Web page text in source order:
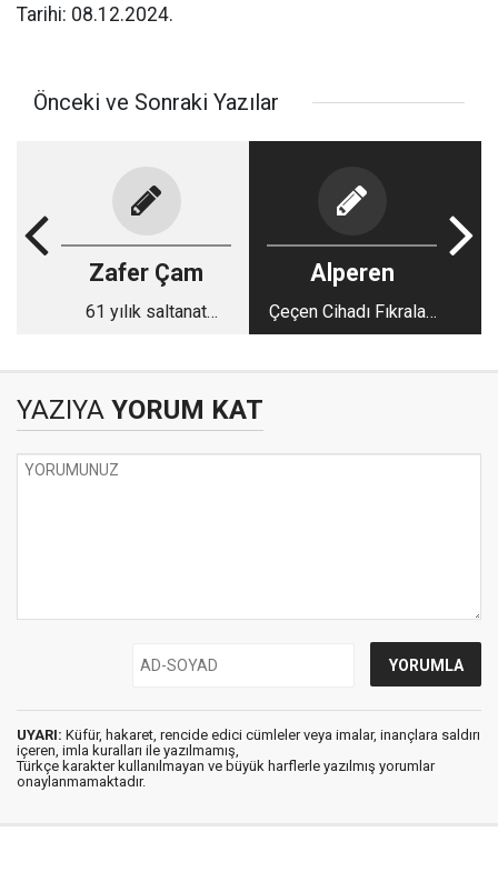
Tarihi: 08.12.2024.
Önceki ve Sonraki Yazılar
Zafer Çam
61 yılık saltanat
Alperen
Çeçen Cihadı Fıkraları
-1
YAZIYA YORUM KAT
UYARI: Küfür, hakaret, rencide edici cümleler veya imalar, inançlara saldırı
içeren, imla kuralları ile yazılmamış,
Türkçe karakter kullanılmayan ve büyük harflerle yazılmış yorumlar
onaylanmamaktadır.